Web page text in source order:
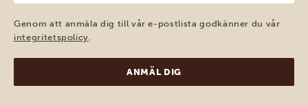
post
(Obligatoriskt)
Genom att anmäla dig till vår e-postlista godkänner du vår
integritetspolicy.